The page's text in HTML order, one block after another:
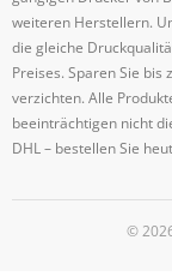
weiteren Herstellern.
die gleiche
Preises. Sparen Sie
verzichten. Alle
beeinträchtigen nicht
DHL – bestellen Sie
©